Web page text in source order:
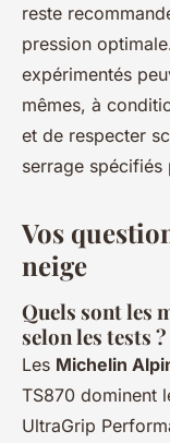
reste
pression
expérimentés
mêmes, à
et de respecter
serrage spécifiés
Vos
neige
Quels sont les
selon les tests ?
Les Michelin
TS870 dominent
UltraGrip